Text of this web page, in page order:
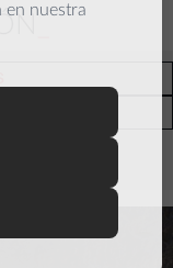
en nuestra